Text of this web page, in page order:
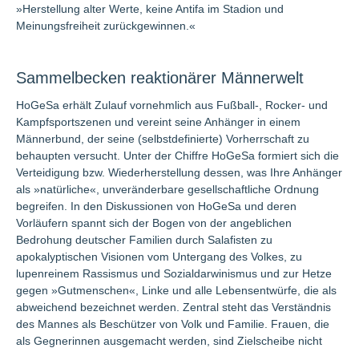
»Herstellung alter Werte, keine Antifa im Stadion und
Meinungsfreiheit zurückgewinnen.«
Sammelbecken reaktionärer Männerwelt
HoGeSa erhält Zulauf vornehmlich aus Fußball-, Rocker- und
Kampfsportszenen und vereint seine Anhänger in einem
Männerbund, der seine (selbstdefinierte) Vorherrschaft zu
behaupten versucht. Unter der Chiffre HoGeSa formiert sich die
Verteidigung bzw. Wiederherstellung dessen, was Ihre Anhänger
als »natürliche«, unveränderbare gesellschaftliche Ordnung
begreifen. In den Diskussionen von HoGeSa und deren
Vorläufern spannt sich der Bogen von der angeblichen
Bedrohung deutscher Familien durch Salafisten zu
apokalyptischen Visionen vom Untergang des Volkes, zu
lupenreinem Rassismus und Sozialdarwinismus und zur Hetze
gegen »Gutmenschen«, Linke und alle Lebensentwürfe, die als
abweichend bezeichnet werden. Zentral steht das Verständnis
des Mannes als Beschützer von Volk und Familie. Frauen, die
als Gegnerinnen ausgemacht werden, sind Zielscheibe nicht